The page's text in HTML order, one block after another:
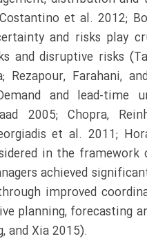
et al. 2012;
and risks play
and disruptive risks
Rezapour, Farahani,
and lead-time
2005; Chopra,
et al. 2011;
in the framework
achieved
improved
planning, forecasting
and Xia 2015).